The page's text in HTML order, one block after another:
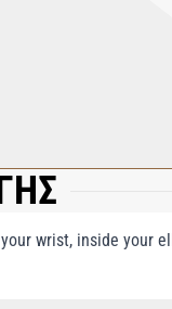
wrist, inside your